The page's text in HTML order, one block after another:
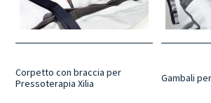
motore di nuova generazione che li rende
ed efficiente nel tempo.
Corpetto con braccia per
Pressoterapia Xilia
Gambali